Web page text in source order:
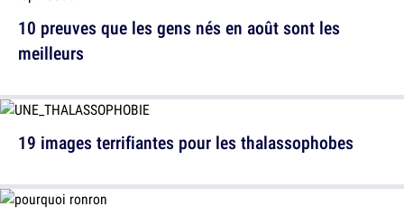
19 images terrifiantes pour les thalassophobes
10 preuves que les gens nés en août sont les
meilleurs